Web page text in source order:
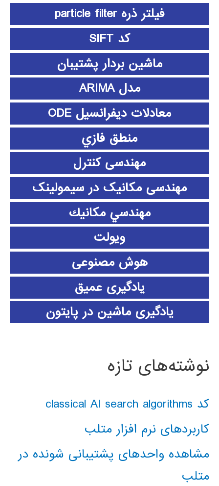
فیلتر ذره particle filter
کد SIFT
ماشین بردار پشتیبان
مدل ARIMA
معادلات دیفرانسیل ODE
منطق فازي
مهندسی کنترل
مهندسی مکانیک در سیمولینک
مهندسي مكانيك
ویولت
هوش مصنوعی
یادگیری عمیق
یادگیری ماشین در پایتون
نوشته‌های تازه
کد classical AI search algorithms
کاربردهای نرم افزار متلب
مشاهده واحدهای پشتیبانی شونده در
متلب